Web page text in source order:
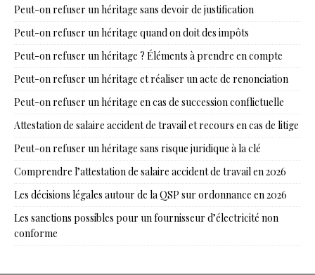
Peut-on refuser un héritage sans devoir de justification
Peut-on refuser un héritage quand on doit des impôts
Peut-on refuser un héritage ? Éléments à prendre en compte
Peut-on refuser un héritage et réaliser un acte de renonciation
Peut-on refuser un héritage en cas de succession conflictuelle
Attestation de salaire accident de travail et recours en cas de litige
Peut-on refuser un héritage sans risque juridique à la clé
Comprendre l’attestation de salaire accident de travail en 2026
Les décisions légales autour de la QSP sur ordonnance en 2026
Les sanctions possibles pour un fournisseur d’électricité non
conforme